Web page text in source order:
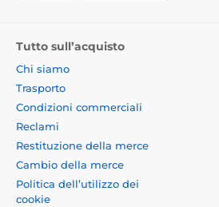
Tutto sull’acquisto
Chi siamo
Trasporto
Condizioni commerciali
Reclami
Restituzione della merce
Cambio della merce
Politica dell’utilizzo dei
cookie